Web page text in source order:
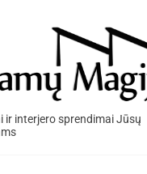
ir interjero sprendimai Jūsų